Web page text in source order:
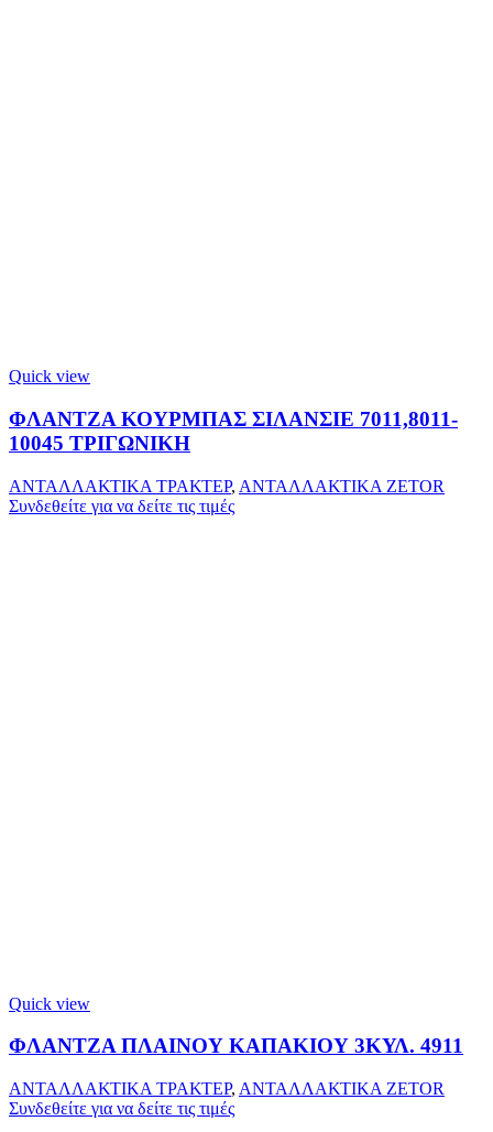
Quick view
ΦΛΑΝΤΖΑ ΚΟΥΡΜΠΑΣ ΣΙΛΑΝΣΙΕ 7011,8011-
10045 ΤΡΙΓΩΝΙΚΗ
ΑΝΤΑΛΛΑΚΤΙΚΑ ΤΡΑΚΤΕΡ, ΑΝΤΑΛΛΑΚΤΙΚΑ ZETOR
Συνδεθείτε για να δείτε τις τιμές
Quick view
ΦΛΑΝΤΖΑ ΠΛΑΙΝΟΥ ΚΑΠΑΚΙΟΥ 3ΚΥΛ. 4911
ΑΝΤΑΛΛΑΚΤΙΚΑ ΤΡΑΚΤΕΡ, ΑΝΤΑΛΛΑΚΤΙΚΑ ZETOR
Συνδεθείτε για να δείτε τις τιμές